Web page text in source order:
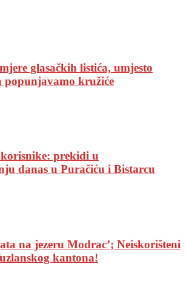
glasačkih listića, umjesto
popunjavamo kružiće
korisnike: prekidi u
danas u Puračiću i Bistarcu
na jezeru Modrac’; Neiskorišteni
kantona!